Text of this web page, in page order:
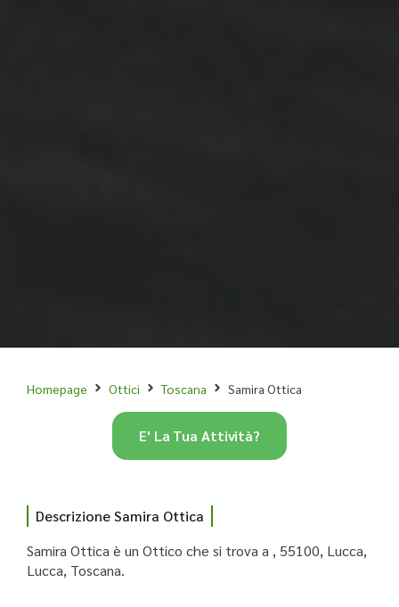
Homepage Ottici Toscana Samira Ottica
Descrizione Samira Ottica
Samira Ottica è un Ottico che si trova a , 55100, Lucca,
Lucca, Toscana.
E' La Tua Attività?